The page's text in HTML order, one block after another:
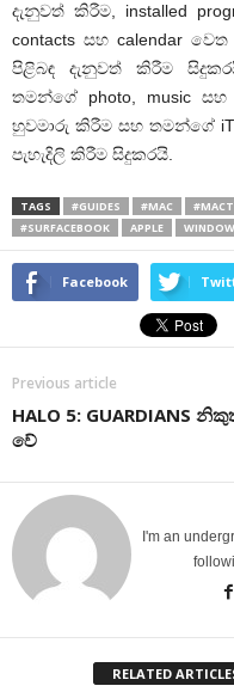
දැනුවත් කිරීම, installed
contacts සහ calendar
පිළිබඳ දැනුවත් කිරීම
තමන්ගේ photo, music සහ
හුවමාරු කිරීම සහ තමන්ගේ
පැහැදිලි කිරීම සිදුකරයි.
TAGS #GUIDES #MAC
#SURFACEBOOK
APPLE
Facebook
Previous article
HALO 5: GUARDIANS
වේ
I'm an
RELATED